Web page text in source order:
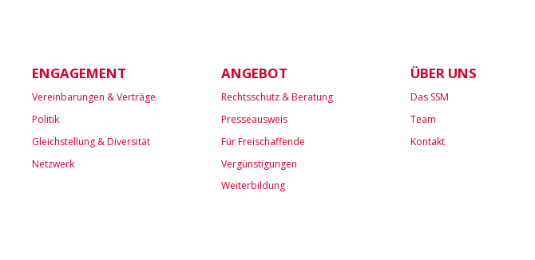
ENGAGEMENT
Vereinbarungen & Verträge
Politik
Gleichstellung & Diversität
Netzwerk
ANGEBOT
Rechtsschutz & Beratung
Presseausweis
Für Freischaffende
Vergünstigungen
Weiterbildung
ÜBER UNS
Das SSM
Team
Kontakt